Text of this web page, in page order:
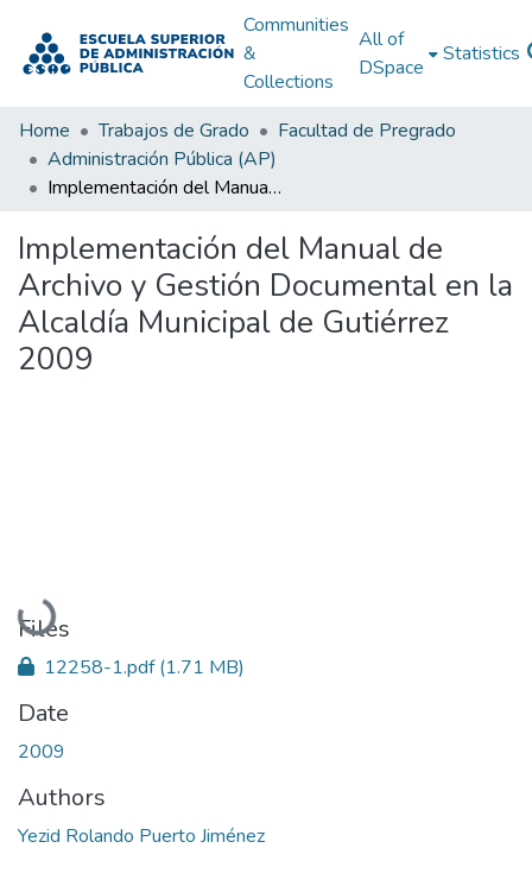
Communities
&
Collections
All of
DSpace
Statistics
Home Trabajos de Grado
Facultad de Pregrado
Administración Pública (AP)
Implementación del Manual de Archivo y Gestión Documental en la Alcaldía Municipal de Gutiérrez 2009
Implementación del Manual de
Archivo y Gestión Documental en la
Alcaldía Municipal de Gutiérrez
2009
Loading...
Files
12258-1.pdf(1.71 MB)
Date
2009
Authors
Yezid Rolando Puerto Jiménez